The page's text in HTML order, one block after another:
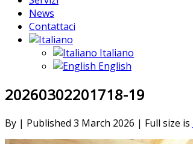
News
Contattaci
Italiano
English
20260302201718-19
By | Published 3 March 2026 | Full size is